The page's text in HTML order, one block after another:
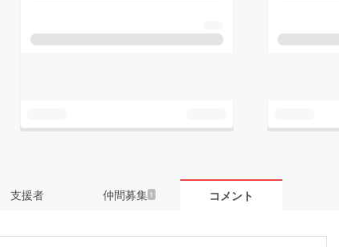
支援者 仲間募集 1 コメント